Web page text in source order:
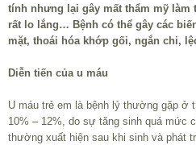
tính nhưng lại gây mất thẩm mỹ làm
rất lo lắng… Bệnh có thể gây các
mặt, thoái hóa khớp gối, ngắn chi,
Diễn tiến của u máu
U máu trẻ em là bệnh lý thường gặp ở
10% – 12%, do sự tăng sinh quá mức
thường xuất hiện sau khi sinh và phát